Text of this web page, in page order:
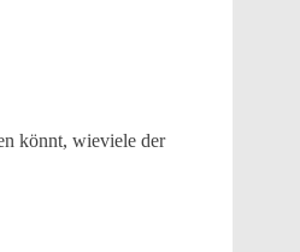
könnt, wieviele der